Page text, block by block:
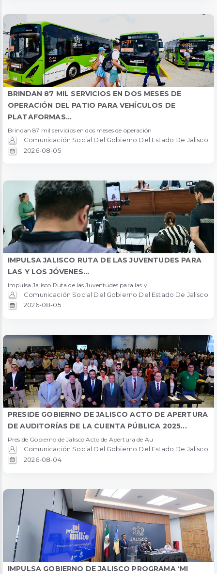
BRINDAN 87 MIL SERVICIOS EN DOS MESES DE
OPERACIÓN DEL PATIO PARA VEHÍCULOS DE
PLATAFORMAS...
Brindan 87 mil servicios en dos meses de operación
Comunicación Social Del Gobierno Del Estado De Jalisco
2026-08-05
IMPULSA JALISCO RUTA DE LAS JUVENTUDES PARA
LAS Y LOS JÓVENES...
Impulsa Jalisco Ruta de las Juventudes para las y
Comunicación Social Del Gobierno Del Estado De Jalisco
2026-08-05
PRESIDE GOBIERNO DE JALISCO ACTO DE APERTURA
DE AUDITORÍAS DE LA CUENTA PÚBLICA 2025...
Preside Gobierno de Jalisco Acto de Apertura de Au
Comunicación Social Del Gobierno Del Estado De Jalisco
2026-08-04
IMPULSA GOBIERNO DE JALISCO PROGRAMA ‘MI